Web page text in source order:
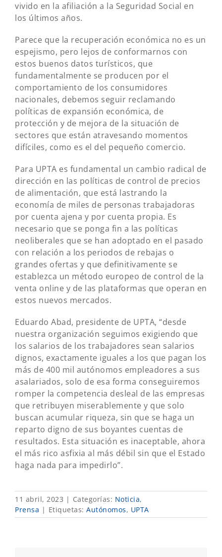
vivido en la afiliación a la Seguridad Social en
los últimos años.
Parece que la recuperación económica no es un
espejismo, pero lejos de conformarnos con
estos buenos datos turísticos, que
fundamentalmente se producen por el
comportamiento de los consumidores
nacionales, debemos seguir reclamando
políticas de expansión económica, de
protección y de mejora de la situación de
sectores que están atravesando momentos
difíciles, como es el del pequeño comercio.
Para UPTA es fundamental un cambio radical de
dirección en las políticas de control de precios
de alimentación, que está lastrando la
economía de miles de personas trabajadoras
por cuenta ajena y por cuenta propia. Es
necesario que se ponga fin a las políticas
neoliberales que se han adoptado en el pasado
con relación a los periodos de rebajas o
grandes ofertas y que definitivamente se
establezca un método europeo de control de la
venta online y de las plataformas que operan en
estos nuevos mercados.
Eduardo Abad, presidente de UPTA, “desde
nuestra organización seguimos exigiendo que
los salarios de los trabajadores sean salarios
dignos, exactamente iguales a los que pagan los
más de 400 mil autónomos empleadores a sus
asalariados, solo de esa forma conseguiremos
romper la competencia desleal de las empresas
que retribuyen miserablemente y que solo
buscan acumular riqueza, sin que se haga un
reparto digno de sus boyantes cuentas de
resultados. Esta situación es inaceptable, ahora
el más rico asfixia al más débil sin que el Estado
haga nada para impedirlo”.
11 abril, 2023 | Categorías: Noticia,
Prensa | Etiquetas: Autónomos, UPTA